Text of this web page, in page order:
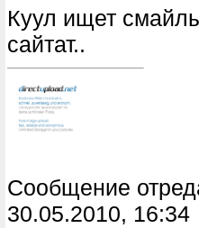
Куул ищет
сайтат..
Сообщение
30.05.2010, 16:34